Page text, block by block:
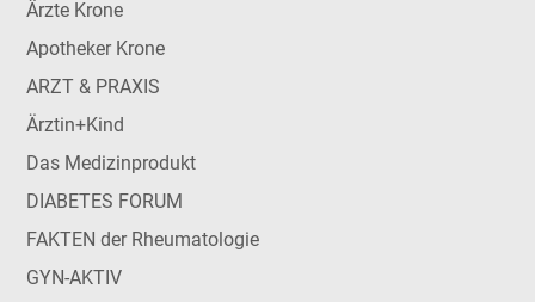
Ärzte Krone
Apotheker Krone
ARZT & PRAXIS
Ärztin+Kind
Das Medizinprodukt
DIABETES FORUM
FAKTEN der Rheumatologie
GYN-AKTIV